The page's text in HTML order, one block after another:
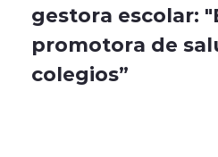
gestora escolar:
promotora de
colegios”